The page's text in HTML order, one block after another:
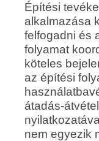
Építési
alkalmazása
felfogadni és
folyamat
köteles
az építési
átadás-
nem egyezik